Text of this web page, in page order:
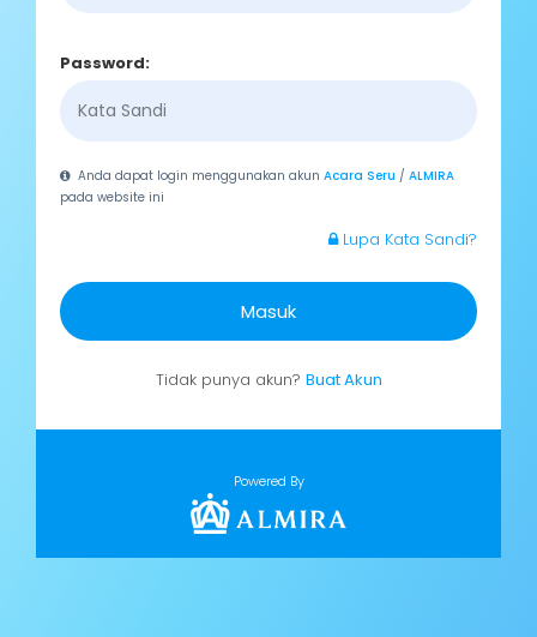
Password:
Anda dapat login menggunakan akunAcara Seru /ALMIRA
pada website ini
Lupa Kata Sandi?
Masuk
Tidak punya akun? Buat Akun
Powered By